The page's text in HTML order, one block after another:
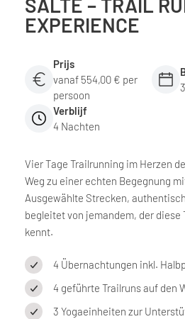
SALTÉ – TRAIL
EXPERIENCE
Prijs
vanaf 554,00 € per
persoon
Verblijf
4 Nachten
Vier Tage Trailrunning im Herzen
Weg zu einer echten Begegnung
Ausgewählte Strecken,
begleitet von jemandem, der diese
kennt.
4 Übernachtungen inkl.
4 geführte Trailruns auf den
3 Yogaeinheiten zur